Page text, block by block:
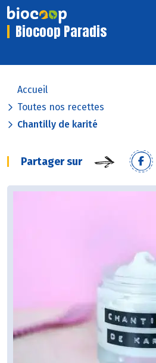
Biocoop Paradis
Accueil
Toutes nos recettes
Chantilly de karité
Partager sur